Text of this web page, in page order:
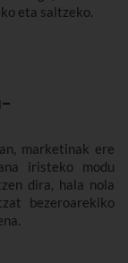
eta saltzeko.
marketinak ere
iristeko modu
dira, hala nola
bezeroarekiko